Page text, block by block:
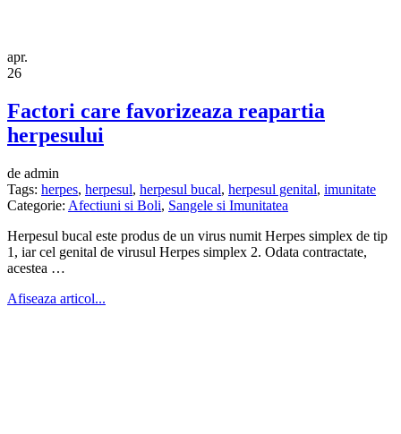
apr.
26
Factori care favorizeaza reapartia
herpesului
de admin
Tags: herpes, herpesul, herpesul bucal, herpesul genital, imunitate
Categorie: Afectiuni si Boli, Sangele si Imunitatea
Herpesul bucal este produs de un virus numit Herpes simplex de tip
1, iar cel genital de virusul Herpes simplex 2. Odata contractate,
acestea …
Afiseaza articol...